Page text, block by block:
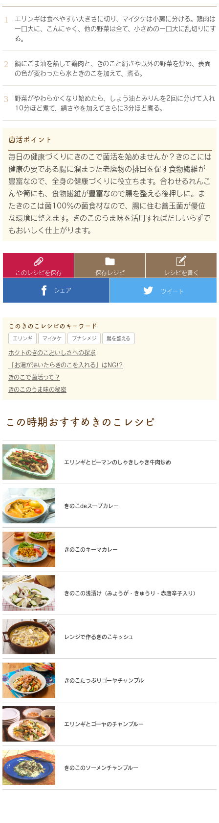
エリンギは食べやすい大きさに切り、マイタケは小房に分ける。鶏肉は
一口大に、こんにゃく、他の野菜は全て、小さめの一口大に乱切りにす
る。
鍋にごま油を熱して鶏肉と、きのこと絹さや以外の野菜を炒め、表面
の色が変わったら水ときのこを加えて、煮る。
野菜がやわらかくなり始めたら、しょう油とみりんを2回に分けて入れ
10分ほど煮て、絹さやを加えてさらに3分ほど煮る。
菌活ポイント
毎日の健康づくりにきのこで菌活を始めませんか？きのこには
健康の要である腸に溜まった老廃物の排出を促す食物繊維が
豊富なので、全身の健康づくりに役立ちます。合わせるれんこ
んや筍にも、食物繊維が豊富なので腸を整える後押しに。ま
たきのこは菌100％の菌食材なので、腸に住む善玉菌が優位
な環境に整えます。きのこのうま味を活用すればだしいらずで
もおいしく仕上がります。
このレシピを保存 保存レシピ レシピを書く
シェア ツイート
このきのこレシピのキーワード
エリンギ マイタケ ブナシメジ 腸を整える
ホクトのきのこおいしさへの探求
「お湯が沸いたらきのこを入れる」はNG!?
きのこで菌活って？
きのこのうま味の秘密
この時期おすすめきのこレシピ
エリンギとピーマンのしゃきしゃき牛肉炒め
きのこdeスープカレー
きのこのキーマカレー
きのこの浅漬け（みょうが・きゅうり・赤唐辛子入り）
レンジで作るきのこキッシュ
きのこたっぷりゴーヤチャンプル
エリンギとゴーヤのチャンプルー
きのこのソーメンチャンプルー